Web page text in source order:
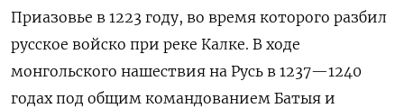
Приазовье в 1223 году, во время которого разбил
русское войско при реке Калке. В ходе
монгольского нашествия на Русь в 1237—1240
годах под общим командованием Батыя и